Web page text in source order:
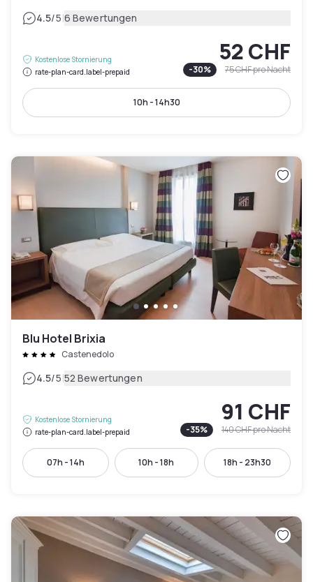
4.5/5|6 Bewertungen
Kostenlose Stornierung
rate-plan-card.label-prepaid
52 CHF
-30% 75 CHFpro Nacht
10h - 14h30
Blu Hotel Brixia
Castenedolo
4.5/5|52 Bewertungen
Kostenlose Stornierung
rate-plan-card.label-prepaid
91 CHF
-35% 140 CHFpro Nacht
07h - 14h 10h - 18h 18h - 23h30